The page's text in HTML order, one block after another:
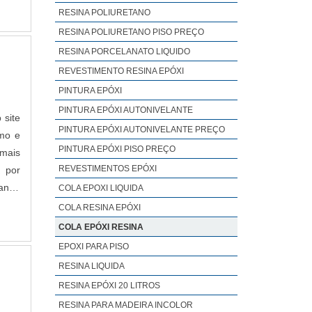
e
são
que
a
de
e
em
site
e
por
RESINA POLIURETANO
RESINA POLIURETANO PISO PREÇO
RESINA PORCELANATO LIQUIDO
REVESTIMENTO RESINA EPÓXI
PINTURA EPÓXI
PINTURA EPÓXI AUTONIVELANTE
PINTURA EPÓXI AUTONIVELANTE PREÇO
PINTURA EPÓXI PISO PREÇO
REVESTIMENTOS EPÓXI
COLA EPOXI LIQUIDA
COLA RESINA EPÓXI
COLA EPÓXI RESINA
EPOXI PARA PISO
RESINA LIQUIDA
RESINA EPÓXI 20 LITROS
RESINA PARA MADEIRA INCOLOR